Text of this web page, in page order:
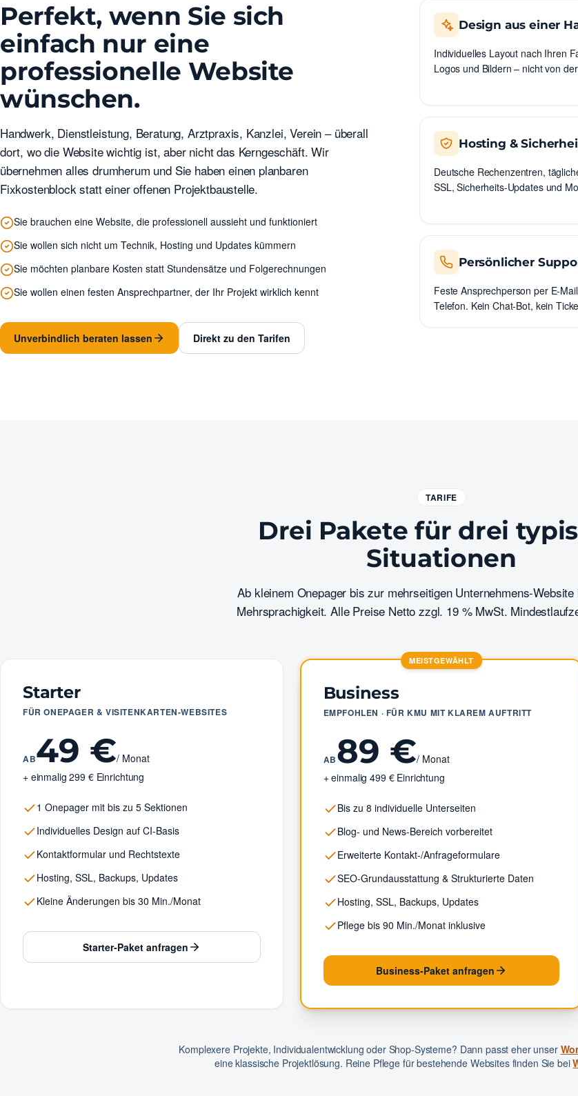
Perfekt, wenn Sie sich
einfach nur eine
professionelle Website
wünschen.
Handwerk, Dienstleistung, Beratung, Arztpraxis, Kanzlei, Verein – überall
dort, wo die Website wichtig ist, aber nicht das Kerngeschäft. Wir
übernehmen alles drumherum und Sie haben einen planbaren
Fixkostenblock statt einer offenen Projektbaustelle.
Sie brauchen eine Website, die professionell aussieht und funktioniert
Sie wollen sich nicht um Technik, Hosting und Updates kümmern
Sie möchten planbare Kosten statt Stundensätze und Folgerechnungen
Sie wollen einen festen Ansprechpartner, der Ihr Projekt wirklich kennt
Unverbindlich beraten lassen Direkt zu den Tarifen
Design aus einer
Individuelles Layout nach Ihren
Logos und Bildern – nicht von
Hosting &
Deutsche Rechenzentren,
SSL, Sicherheits-Updates und
Persönlicher
Feste Ansprechperson per E-
Telefon. Kein Chat-Bot, kein
TARIFE
Drei Pakete für drei
Situationen
Ab kleinem Onepager bis zur mehrseitigen Unternehmens-
Mehrsprachigkeit. Alle Preise Netto zzgl. 19 % MwSt.
Starter
FÜR ONEPAGER & VISITENKARTEN-WEBSITES
AB49 €/ Monat
+ einmalig 299 € Einrichtung
1 Onepager mit bis zu 5 Sektionen
Individuelles Design auf CI-Basis
Kontaktformular und Rechtstexte
Hosting, SSL, Backups, Updates
Kleine Änderungen bis 30 Min./Monat
Starter-Paket anfragen
MEISTGEWÄHLT
Business
EMPFOHLEN · FÜR KMU MIT KLAREM AUFTRITT
AB89 €/ Monat
+ einmalig 499 € Einrichtung
Bis zu 8 individuelle Unterseiten
Blog- und News-Bereich vorbereitet
Erweiterte Kontakt-/Anfrageformulare
SEO-Grundausstattung & Strukturierte Daten
Hosting, SSL, Backups, Updates
Pflege bis 90 Min./Monat inklusive
Business-Paket anfragen
Komplexere Projekte, Individualentwicklung oder Shop-Systeme? Dann passt eher unser
eine klassische Projektlösung. Reine Pflege für bestehende Websites finden Sie bei